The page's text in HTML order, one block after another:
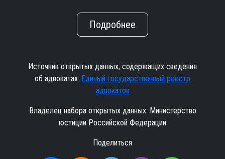
Подробнее
Источник открытых данных, содержащих сведения
об адвокатах: Единый государственный реестр
адвокатов
Владелец набора открытых данных: Министерство
юстиции Российской Федерации
Поделиться